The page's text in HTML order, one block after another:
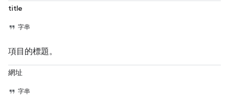
title
字串
項目的標題。
網址
字串